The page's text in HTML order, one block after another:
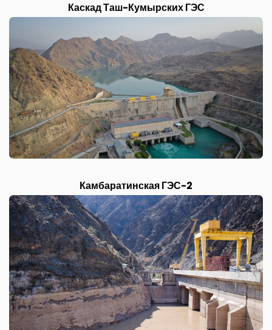
Каскад Таш-Кумырских ГЭС
Камбаратинская ГЭС-2